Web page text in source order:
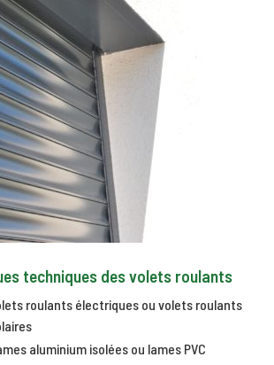
techniques des volets roulants
roulants électriques ou volets roulants
aluminium isolées ou lames PVC